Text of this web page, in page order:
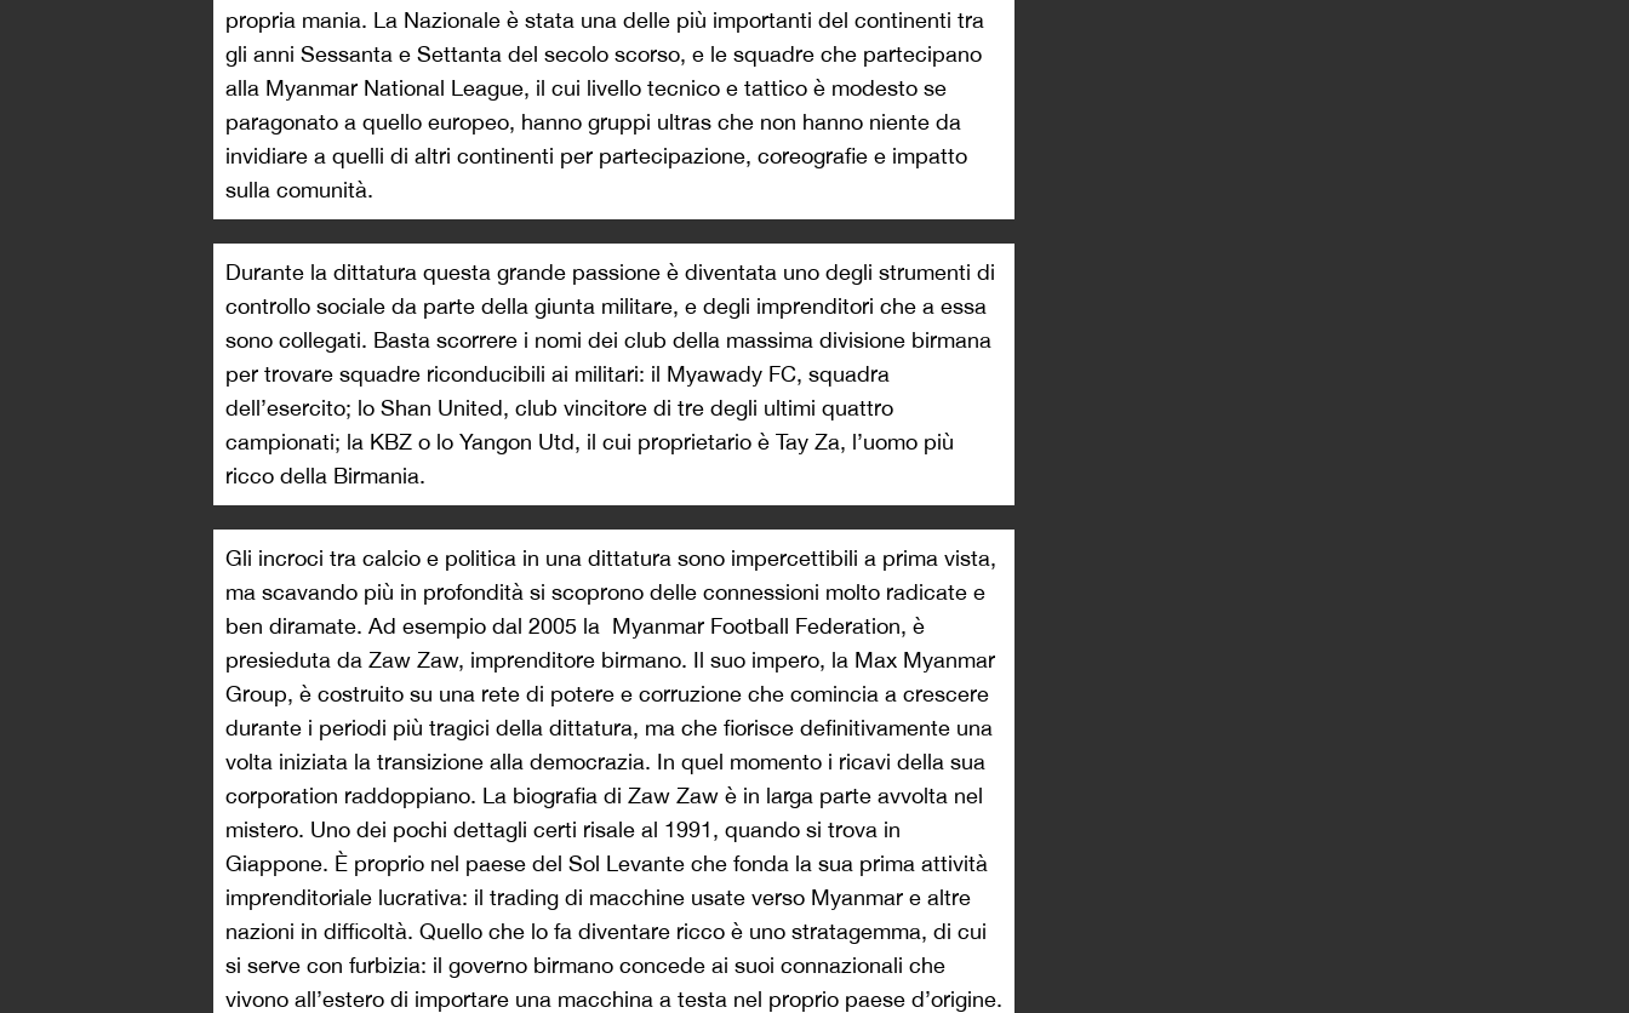
propria mania. La Nazionale è stata una delle più importanti del continenti tra
gli anni Sessanta e Settanta del secolo scorso, e le squadre che partecipano
alla Myanmar National League, il cui livello tecnico e tattico è modesto se
paragonato a quello europeo, hanno gruppi ultras che non hanno niente da
invidiare a quelli di altri continenti per partecipazione, coreografie e impatto
sulla comunità.
Durante la dittatura questa grande passione è diventata uno degli strumenti di
controllo sociale da parte della giunta militare, e degli imprenditori che a essa
sono collegati. Basta scorrere i nomi dei club della massima divisione birmana
per trovare squadre riconducibili ai militari: il Myawady FC, squadra
dell’esercito; lo Shan United, club vincitore di tre degli ultimi quattro
campionati; la KBZ o lo Yangon Utd, il cui proprietario è Tay Za, l’uomo più
ricco della Birmania.
Gli incroci tra calcio e politica in una dittatura sono impercettibili a prima vista,
ma scavando più in profondità si scoprono delle connessioni molto radicate e
ben diramate. Ad esempio dal 2005 la Myanmar Football Federation, è
presieduta da Zaw Zaw, imprenditore birmano. Il suo impero, la Max Myanmar
Group, è costruito su una rete di potere e corruzione che comincia a crescere
durante i periodi più tragici della dittatura, ma che fiorisce definitivamente una
volta iniziata la transizione alla democrazia. In quel momento i ricavi della sua
corporation raddoppiano. La biografia di Zaw Zaw è in larga parte avvolta nel
mistero. Uno dei pochi dettagli certi risale al 1991, quando si trova in
Giappone. È proprio nel paese del Sol Levante che fonda la sua prima attività
imprenditoriale lucrativa: il trading di macchine usate verso Myanmar e altre
nazioni in difficoltà. Quello che lo fa diventare ricco è uno stratagemma, di cui
si serve con furbizia: il governo birmano concede ai suoi connazionali che
vivono all’estero di importare una macchina a testa nel proprio paese d’origine.